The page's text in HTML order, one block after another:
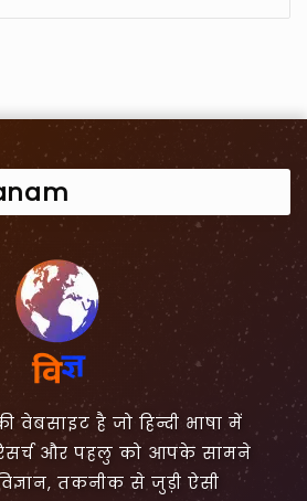
वेबसाइट है जो हिन्दी भाषा में
और पहलु को आपके सामने
तकनीक से जुड़ी ऐसी